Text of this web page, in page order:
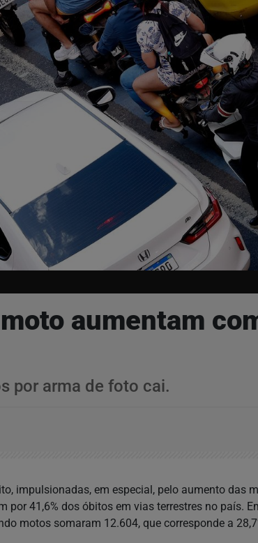
aumentam
por arma de foto cai.
impulsionadas, em especial, pelo aumento das
por 41,6% dos óbitos em vias terrestres no país.
motos somaram 12.604, que corresponde a